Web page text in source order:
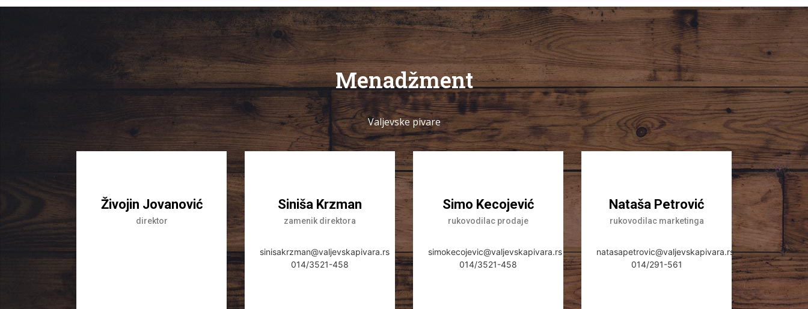
Menadžment
Valjevske pivare
Živojin Jovanović
direktor
Siniša Krzman
zamenik direktora
sinisakrzman@valjevskapivara.rs
014/3521-458
Simo Kecojević
rukovodilac prodaje
simokecojevic@valjevskapivara.rs
014/3521-458
Nataša Petrović
rukovodilac marketinga
natasapetrovic@valjevskapivara.rs
014/291-561